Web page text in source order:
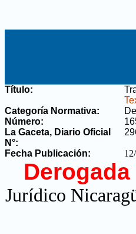
Título:
Categoría Normativa:
Número:
La Gaceta, Diario Oficial
N°:
Fecha Publicación:
Jurídico